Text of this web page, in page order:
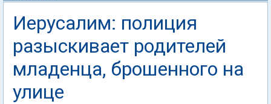
Иерусалим: полиция
разыскивает родителей
младенца, брошенного на
улице